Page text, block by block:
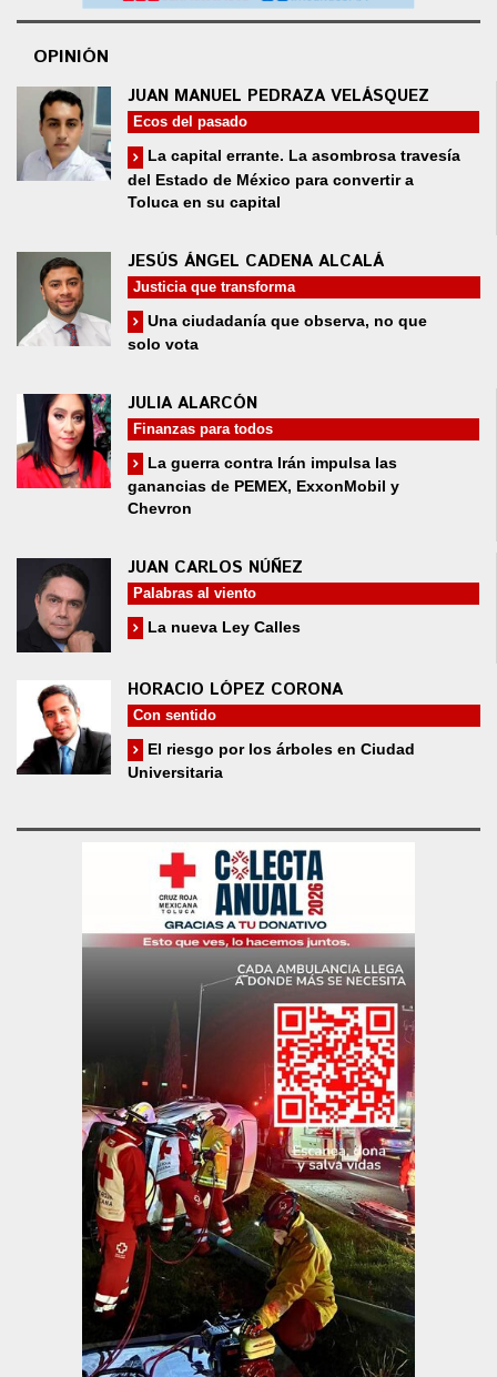
OPINIÓN
JUAN MANUEL PEDRAZA VELÁSQUEZ
Ecos del pasado
La capital errante. La asombrosa travesía
del Estado de México para convertir a
Toluca en su capital
JESÚS ÁNGEL CADENA ALCALÁ
Justicia que transforma
Una ciudadanía que observa, no que
solo vota
JULIA ALARCÓN
Finanzas para todos
La guerra contra Irán impulsa las
ganancias de PEMEX, ExxonMobil y
Chevron
JUAN CARLOS NÚÑEZ
Palabras al viento
La nueva Ley Calles
HORACIO LÓPEZ CORONA
Con sentido
El riesgo por los árboles en Ciudad
Universitaria